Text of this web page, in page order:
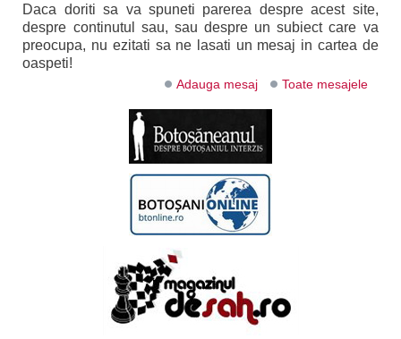
Daca doriti sa va spuneti parerea despre acest site,
despre continutul sau, sau despre un subiect care va
preocupa, nu ezitati sa ne lasati un mesaj in cartea de
oaspeti!
Adauga mesaj Toate mesajele